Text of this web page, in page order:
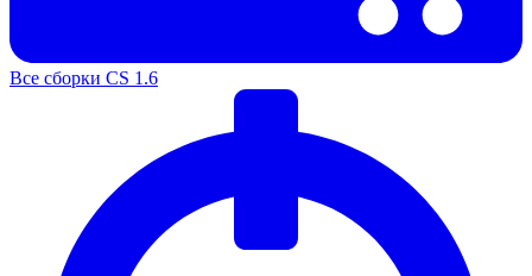
Все сборки CS 1.6